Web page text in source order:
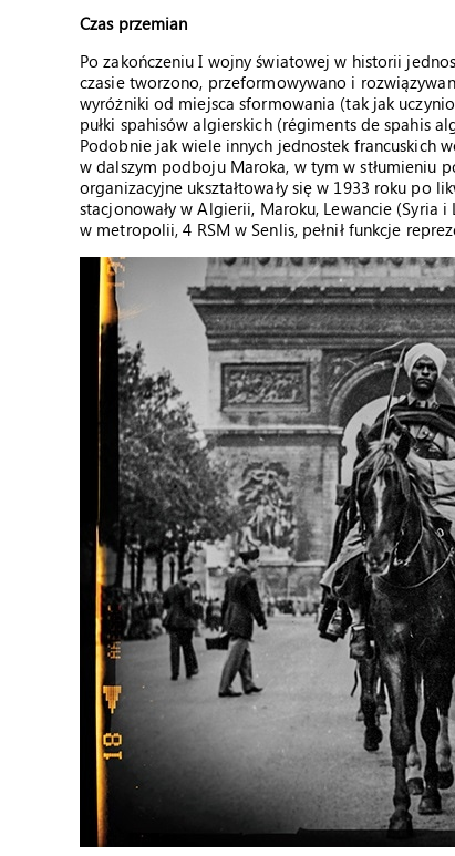
Czas przemian
Po zakończeniu I wojny światowej w historii
czasie tworzono, przeformowywano i
wyróżniki od miejsca sformowania (tak jak
pułki spahisów algierskich (régiments de spahis
Podobnie jak wiele innych jednostek francuskich
w dalszym podboju Maroka, w tym w stłumieniu
organizacyjne ukształtowały się w 1933 roku po
stacjonowały w Algierii, Maroku, Lewancie (Syria
w metropolii, 4 RSM w Senlis, pełnił funkcje